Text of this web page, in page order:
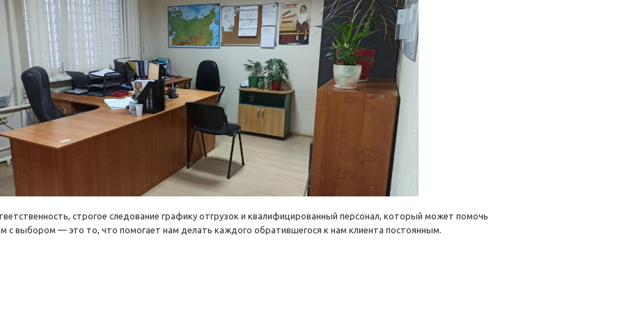
строгое следование графику отгрузок и квалифицированный персонал, который может помочь
с выбором — это то, что помогает нам делать каждого обратившегося к нам клиента постоянным.